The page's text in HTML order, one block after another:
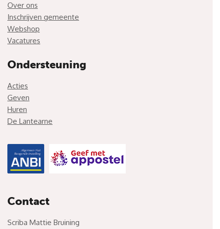
Over ons
Inschrijven gemeente
Webshop
Vacatures
Ondersteuning
Acties
Geven
Huren
De Lantearne
Contact
Scriba Mattie Bruining